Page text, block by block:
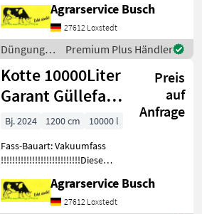
hydr. Betätigung,
Reihenstreuvorrichtung,
Streumengenverstellung
KUHN AERO1118 in
Deutscher, Engl
Agrarservice Busch
27612 Loxstedt
Düngung
und
Beregnung
/ Rauch
Premium Plus Händler
Kotte 10000Liter
Garant Güllefass
Güllewagen VT
Preis
auf
Anfrage
Bj. 2024 1200 cm
10000 l
Fass-Bauart: Vakuumfass
!!!!!!!!!!!!!!!!!!!!!!!!!!!!Diese
Österreich!!!!!!!!!!!!!!!!!! Es ist
ein 10000 Liter Meyer Lohne
Agrarservice Busch
27612 Loxstedt